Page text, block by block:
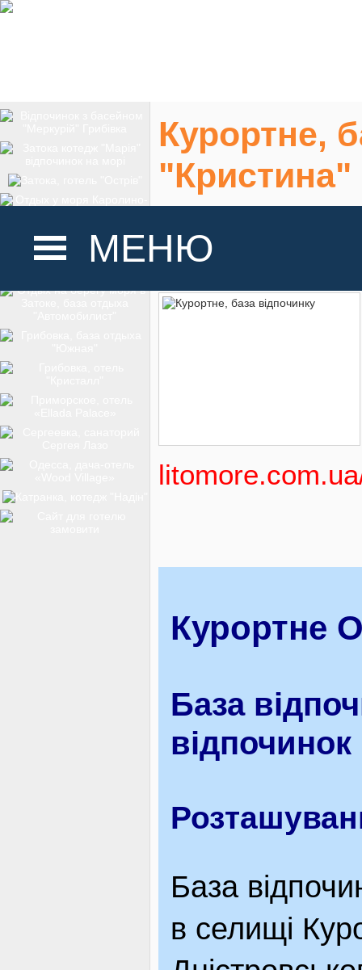
МЕНЮ
ТРАНСФЕР
ВІДВІДУВАЧАМ
Курортне,
"Кристина"
На карте
Курортне
База
База
в селищі